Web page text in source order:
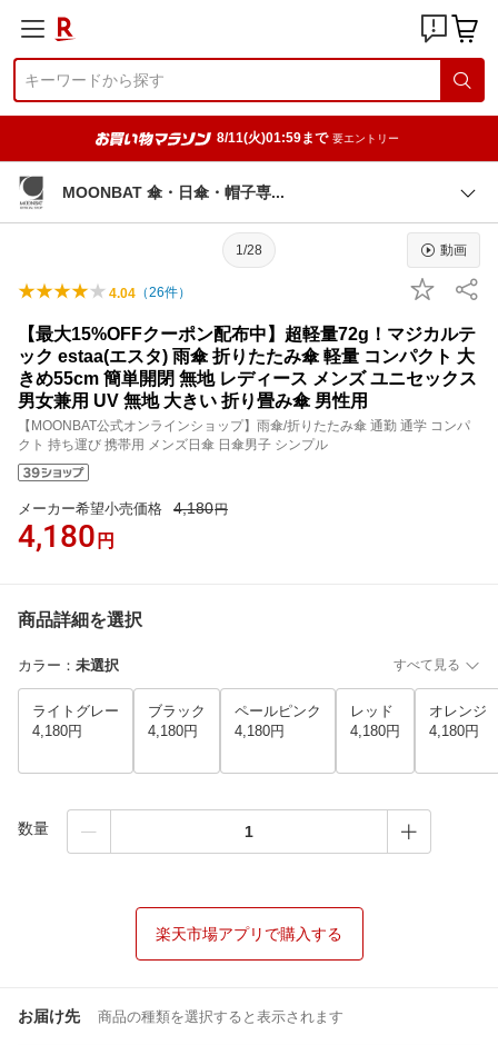
8/11(火)01:59まで 要エントリー
MOONBAT 傘・日傘・帽子専
1/28 動画
4.04 （26件）
【最大15%OFFクーポン配布中】超軽量72g！マジカルテ
ック estaa(エスタ) 雨傘 折りたたみ傘 軽量 コンパクト 大
きめ55cm 簡単開閉 無地 レディース メンズ ユニセックス
男女兼用 UV 無地 大きい 折り畳み傘 男性用
【MOONBAT公式オンラインショップ】雨傘/折りたたみ傘 通勤 通学 コンパ
クト 持ち運び 携帯用 メンズ日傘 日傘男子 シンプル
メーカー希望小売価格 4,180円
4,180 円
商品詳細を選択
カラー ： 未選択 すべて見る
ライトグレー
4,180円
ブラック
4,180円
ペールピンク
4,180円
レッド
4,180円
オレンジ
4,180円
数量
楽天市場アプリで購入する
お届け先 商品の種類を選択すると表示されます